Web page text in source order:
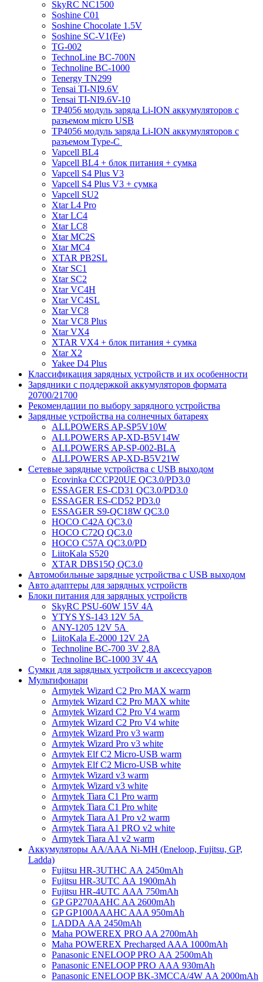
SkyRC NC1500
Soshine C01
Soshine Chocolate 1.5V
Soshine SC-V1(Fe)
TG-002
TechnoLine BC-700N
Technoline BC-1000
Tenergy TN299
Tensai TI-NI9.6V
Tensai TI-NI9.6V-10
TP4056 модуль заряда Li-ION аккумуляторов с
разъемом micro USB
TP4056 модуль заряда Li-ION аккумуляторов с
разъемом Type-C
Vapcell BL4
Vapcell BL4 + блок питания + сумка
Vapcell S4 Plus V3
Vapcell S4 Plus V3 + сумка
Vapcell SU2
Xtar L4 Pro
Xtar LC4
Xtar LC8
Xtar MC2S
Xtar MC4
XTAR PB2SL
Xtar SC1
Xtar SC2
Xtar VC4H
Xtar VC4SL
Xtar VC8
Xtar VC8 Plus
Xtar VX4
XTAR VX4 + блок питания + сумка
Xtar X2
Yakee D4 Plus
Классификация зарядных устройств и их особенности
Зарядники с поддержкой аккумуляторов формата
20700/21700
Рекомендации по выбору зарядного устройства
Зарядные устройства на солнечных батареях
ALLPOWERS AP-SP5V10W
ALLPOWERS AP-XD-B5V14W
ALLPOWERS AP-SP-002-BLA
ALLPOWERS AP-XD-B5V21W
Сетевые зарядные устройства с USB выходом
Ecovinka CCCP20UE QC3.0/PD3.0
ESSAGER ES-CD31 QC3.0/PD3.0
ESSAGER ES-CD52 PD3.0
ESSAGER S9-QC18W QC3.0
HOCO C42A QC3.0
HOCO C72Q QC3.0
HOCO C57A QC3.0/PD
LiitoKala S520
XTAR DBS15Q QC3.0
Автомобильные зарядные устройства с USB выходом
Авто адаптеры для зарядных устройств
Блоки питания для зарядных устройств
SkyRC PSU-60W 15V 4A
YTYS YS-143 12V 5A
ANY-1205 12V 5A
LiitoKala E-2000 12V 2A
Technoline BC-700 3V 2,8A
Technoline BC-1000 3V 4A
Сумки для зарядных устройств и аксессуаров
Мультифонари
Armytek Wizard C2 Pro MAX warm
Armytek Wizard C2 Pro MAX white
Armytek Wizard C2 Pro V4 warm
Armytek Wizard C2 Pro V4 white
Armytek Wizard Pro v3 warm
Armytek Wizard Pro v3 white
Armytek Elf C2 Micro-USB warm
Armytek Elf C2 Micro-USB white
Armytek Wizard v3 warm
Armytek Wizard v3 white
Armytek Tiara C1 Pro warm
Armytek Tiara C1 Pro white
Armytek Tiara A1 Pro v2 warm
Armytek Tiara A1 PRO v2 white
Armytek Tiara A1 v2 warm
Аккумуляторы АА/ААА Ni-MH (Eneloop, Fujitsu, GP,
Ladda)
Fujitsu HR-3UTHC АА 2450mAh
Fujitsu HR-3UTC АА 1900mAh
Fujitsu HR-4UTC АAА 750mAh
GP GP270AAHC AA 2600mAh
GP GP100AAAHC AAA 950mAh
LADDA АА 2450mAh
Maha POWEREX PRO AA 2700mAh
Maha POWEREX Precharged AAA 1000mAh
Panasonic ENELOOP PRO АА 2500mAh
Panasonic ENELOOP PRO АAА 930mAh
Panasonic ENELOOP BK-3MCCA/4W АA 2000mAh